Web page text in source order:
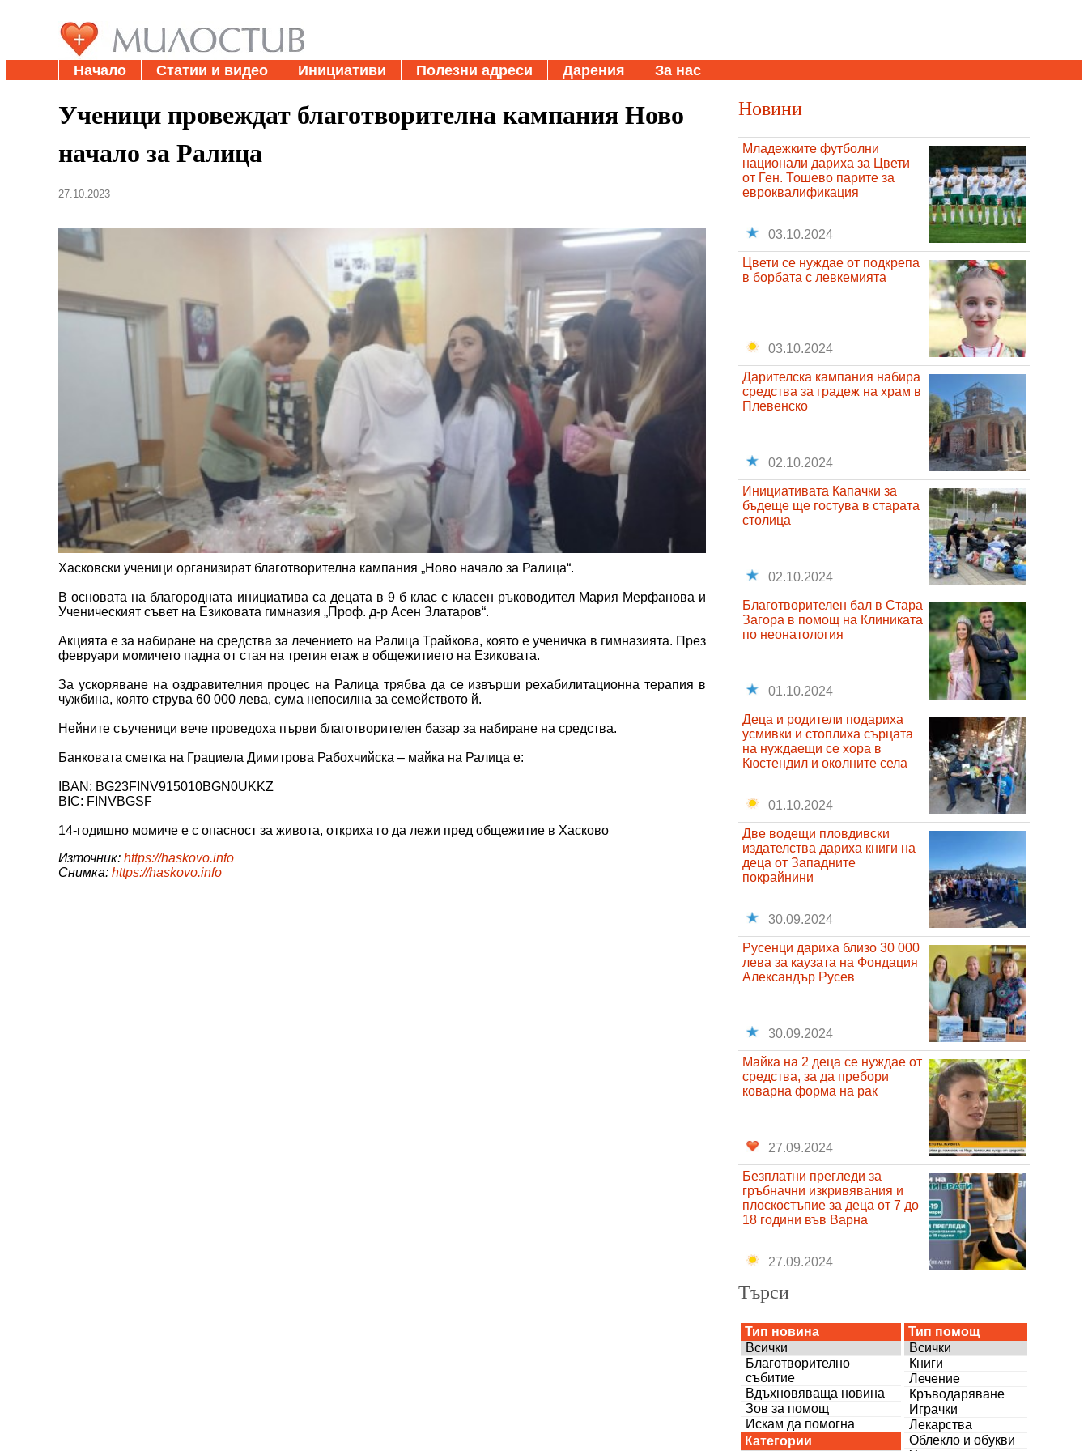
Начало Статии и видео Инициативи Полезни адреси Дарения За нас
Ученици провеждат благотворителна кампания Ново
начало за Ралица
27.10.2023
Хасковски ученици организират благотворителна кампания „Ново начало за Ралица“.
В основата на благородната инициатива са децата в 9 б клас с класен ръководител Мария Мерфанова и
Ученическият съвет на Езиковата гимназия „Проф. д-р Асен Златаров“.
Акцията е за набиране на средства за лечението на Ралица Трайкова, която е ученичка в гимназията. През
февруари момичето падна от стая на третия етаж в общежитието на Езиковата.
За ускоряване на оздравителния процес на Ралица трябва да се извърши рехабилитационна терапия в
чужбина, която струва 60 000 лева, сума непосилна за семейството й.
Нейните съученици вече проведоха първи благотворителен базар за набиране на средства.
Банковата сметка на Грациела Димитрова Рабохчийска – майка на Ралица е:
IBAN: BG23FINV915010BGN0UKKZ
BIC: FINVBGSF
14-годишно момиче е с опасност за живота, откриха го да лежи пред общежитие в Хасково
Източник: https://haskovo.info
Снимка: https://haskovo.info
Новини
Младежките футболни
национали дариха за Цвети
от Ген. Тошево парите за
евроквалификация
03.10.2024
Цвети се нуждае от подкрепа
в борбата с левкемията
03.10.2024
Дарителска кампания набира
средства за градеж на храм в
Плевенско
02.10.2024
Инициативата Капачки за
бъдеще ще гостува в старата
столица
02.10.2024
Благотворителен бал в Стара
Загора в помощ на Клиниката
по неонатология
01.10.2024
Деца и родители подариха
усмивки и стоплиха сърцата
на нуждаещи се хора в
Кюстендил и околните села
01.10.2024
Две водещи пловдивски
издателства дариха книги на
деца от Западните
покрайнини
30.09.2024
Русенци дариха близо 30 000
лева за каузата на Фондация
Александър Русев
30.09.2024
Майка на 2 деца се нуждае от
средства, за да пребори
коварна форма на рак
27.09.2024
Безплатни прегледи за
гръбначни изкривявания и
плоскостъпие за деца от 7 до
18 години във Варна
27.09.2024
Търси
Тип новина
Всички
Благотворително
събитие
Вдъхновяваща новина
Зов за помощ
Искам да помогна
Категории
Тип помощ
Всички
Книги
Лечение
Кръводаряване
Играчки
Лекарства
Облекло и обукви